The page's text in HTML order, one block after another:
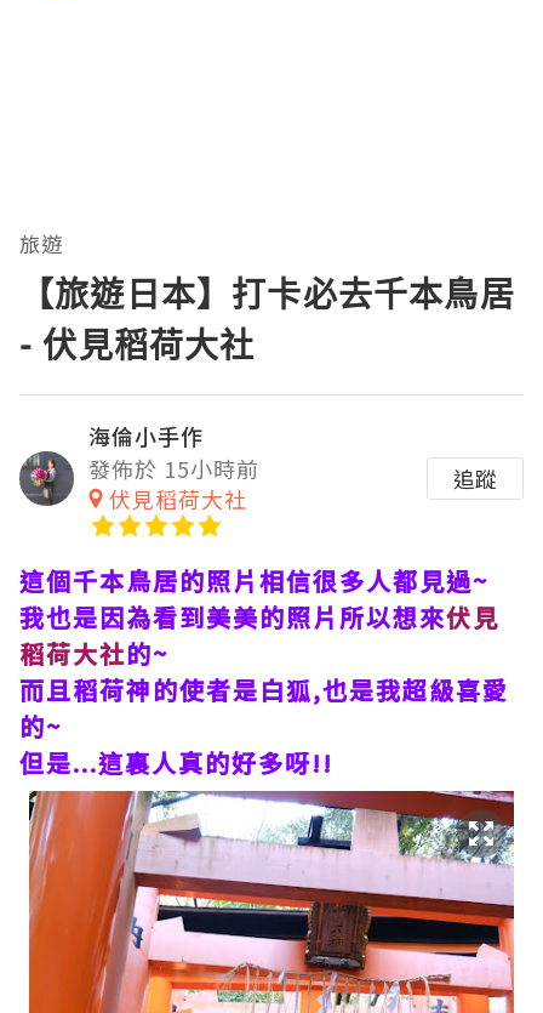
旅遊
【旅遊日本】打卡必去千本鳥居
- 伏見稻荷大社
海倫小手作
發佈於 15小時前
伏見稻荷大社
追蹤
這個千本鳥居的照片相信很多人都見過~
我也是因為看到美美的照片所以想來伏見
稻荷大社的~
而且稻荷神的使者是白狐,也是我超級喜愛
的~
但是...這裏人真的好多呀!!